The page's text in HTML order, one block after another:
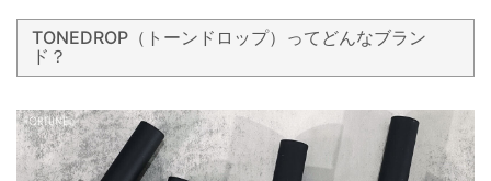
TONEDROP（トーンドロップ）ってどんなブラン
ド？